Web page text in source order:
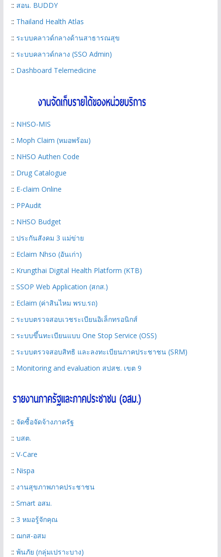
:: สอน. BUDDY
:: Thailand Health Atlas
:: ระบบคลาวด์กลางด้านสาธารณสุข
:: ระบบคลาวด์กลาง (SSO Admin)
:: Dashboard Telemedicine
:: NHSO-MIS
:: Moph Claim (หมอพร้อม)
:: NHSO Authen Code
:: Drug Catalogue
:: E-claim Online
:: PPAudit
:: NHSO Budget
:: ประกันสังคม 3 แม่ข่าย
:: Eclaim Nhso (อันเก่า)
:: Krungthai Digital Health Platform (KTB)
:: SSOP Web Application (สกส.)
:: Eclaim (ค่าสินไหม พรบ.รถ)
:: ระบบตรวจสอบเวชระเบียนอิเล็กทรอนิกส์
:: ระบบขึ้นทะเบียนแบบ One Stop Service (OSS)
:: ระบบตรวจสอบสิทธิ และลงทะเบียนภาคประชาชน (SRM)
:: Monitoring and evaluation สปสช. เขต 9
:: จัดซื้อจัดจ้างภาครัฐ
:: บสต.
:: V-Care
:: Nispa
:: งานสุขภาพภาคประชาชน
:: Smart อสม.
:: 3 หมอรู้จักคุณ
:: ฌกส-อสม
:: พ้นภัย (กลุ่มเปราะบาง)